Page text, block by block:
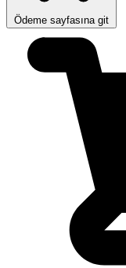
Ödeme sayfasına git